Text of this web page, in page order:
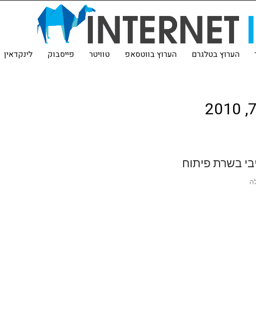
הערוץ בטלגרם הערוץ בווטסאפ טוויטר פייסבוק לינקדאין